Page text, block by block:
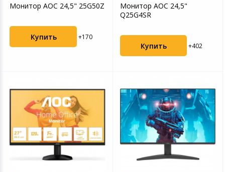
Монитор AOC 24,5" 25G50Z
Купить +170
Монитор AOC 24,5"
Q25G4SR
Купить +402